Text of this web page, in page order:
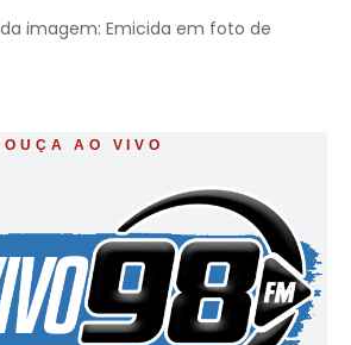
imagem: Emicida em foto de
OUÇA AO VIVO